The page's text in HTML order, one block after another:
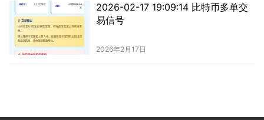
2026-02-17 19:09:14 比特币多单交
易信号
2026年2月17日